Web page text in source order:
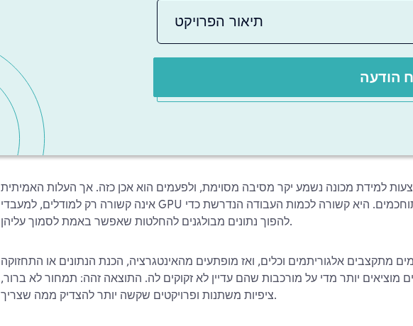
הודעה
למידת מכונה נשמע יקר מסיבה מסוימת, ולפעמים הוא אכן כזה. אך העלות האמיתית
אינה קשורה רק למודלים, למעבדי GPU או למסכי בקרה מתוחכמים. היא קשורה לכמות העבודה הנדרשת כדי
להפוך נתונים מבולגנים להחלטות שאפשר באמת לסמוך עליהן.
מתקצבים אלגוריתמים וכלים, ואז מופתעים מהאינטגרציה, הכנת הנתונים או התחזוקה
מוציאים יותר מדי על מורכבות שהם עדיין לא זקוקים לה. התוצאה זהה: תמחור לא ברור,
ציפיות משתנות ופרויקטים שקשה יותר להצדיק ממה שצריך.